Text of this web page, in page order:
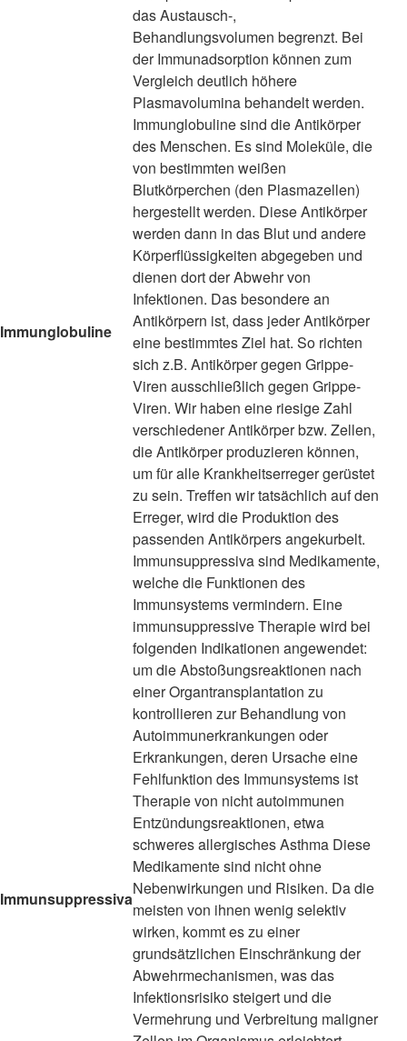
das Austausch-,
Behandlungsvolumen begrenzt. Bei
der Immunadsorption können zum
Vergleich deutlich höhere
Plasmavolumina behandelt werden.
Immunglobuline
Immunglobuline sind die Antikörper
des Menschen. Es sind Moleküle, die
von bestimmten weißen
Blutkörperchen (den Plasmazellen)
hergestellt werden. Diese Antikörper
werden dann in das Blut und andere
Körperflüssigkeiten abgegeben und
dienen dort der Abwehr von
Infektionen. Das besondere an
Antikörpern ist, dass jeder Antikörper
eine bestimmtes Ziel hat. So richten
sich z.B. Antikörper gegen Grippe-
Viren ausschließlich gegen Grippe-
Viren. Wir haben eine riesige Zahl
verschiedener Antikörper bzw. Zellen,
die Antikörper produzieren können,
um für alle Krankheitserreger gerüstet
zu sein. Treffen wir tatsächlich auf den
Erreger, wird die Produktion des
passenden Antikörpers angekurbelt.
Immunsuppressiva
Immunsuppressiva sind Medikamente,
welche die Funktionen des
Immunsystems vermindern. Eine
immunsuppressive Therapie wird bei
folgenden Indikationen angewendet:
um die Abstoßungsreaktionen nach
einer Organtransplantation zu
kontrollieren zur Behandlung von
Autoimmunerkrankungen oder
Erkrankungen, deren Ursache eine
Fehlfunktion des Immunsystems ist
Therapie von nicht autoimmunen
Entzündungsreaktionen, etwa
schweres allergisches Asthma Diese
Medikamente sind nicht ohne
Nebenwirkungen und Risiken. Da die
meisten von ihnen wenig selektiv
wirken, kommt es zu einer
grundsätzlichen Einschränkung der
Abwehrmechanismen, was das
Infektionsrisiko steigert und die
Vermehrung und Verbreitung maligner